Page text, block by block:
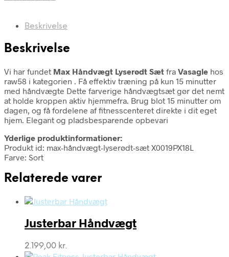
Beskrivelse
Beskrivelse
Vi har fundet Max Håndvægt Lyserødt Sæt fra Vasagle hos
raw58 i kategorien . Få effektiv træning på kun 15 minutter
med håndvægte Dette farverige håndvægtsæt gør det nemt
at holde kroppen aktiv hjemmefra. Brug blot 15 minutter om
dagen, og få fordelene af fitnesscenteret direkte i dit eget
hjem. Elegant og pladsbesparende opbevari
Yderlige produktinformationer:
Produkt id: max-håndvægt-lyserødt-sæt X0019PX18L
Farve: Sort
Relaterede varer
Justerbar Håndvægt
2.199,00 kr.